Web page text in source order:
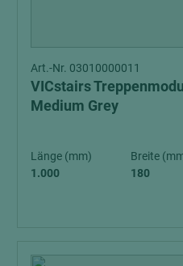
Art.-Nr. 03010000011
VICstairs
Medium Grey
Länge (mm)
1.000
Breite
180